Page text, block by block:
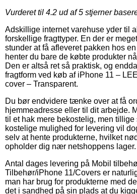
Vurderet til 4.2 ud af 5 stjerner
Adskillige internet varehuse yder til
forskellige fragttyper. En der er
stunder at få afleveret pakken hos
henter du bare de købte produkter
Den er altså ret så praktisk, og
fragtform ved køb af iPhone 11 –
cover – Transparent.
Du bør endvidere tænke over at få
hjemmeadresse eller til dit arbejde.
til et hak mere bekostelig, men
kostelige mulighed for levering vil
selv at hente produkterne, hvilket
opholder dig nær netshoppens lager.
Antal dages levering på Mobil
Tilbehør/iPhone 11/Covers er
man har brug for produkterne med
det i sandhed på sin plads at du